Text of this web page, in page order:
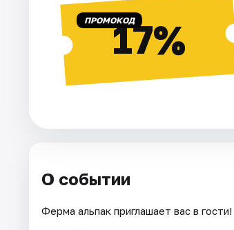
ПРОМОКОД17%
О событии
Ферма альпак приглашает вас в гости!